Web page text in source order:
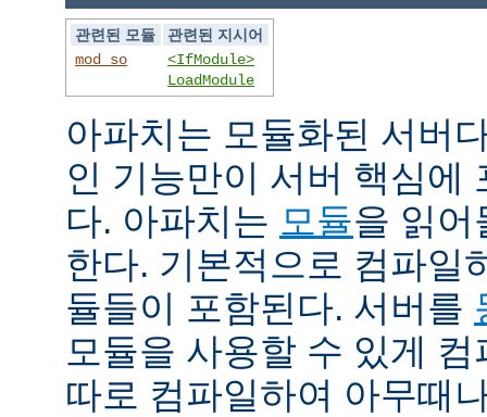
관련된 모듈
관련된 지시어
mod_so
<IfModule>
LoadModule
아파치는 모듈화된 서버
인 기능만이 서버 핵심에
다. 아파치는 모듈을 읽어
한다. 기본적으로 컴파일
듈들이 포함된다. 서버를
모듈을 사용할 수 있게
따로 컴파일하여 아무때